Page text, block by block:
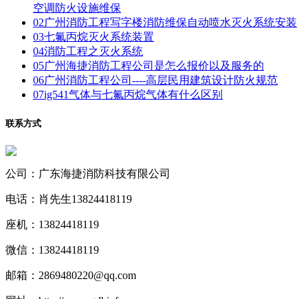
空调防火设施维保
02广州消防工程写字楼消防维保自动喷水灭火系统安装
03七氟丙烷灭火系统装置
04消防工程之灭火系统
05广州海捷消防工程公司是怎么报价以及服务的
06广州消防工程公司----高层民用建筑设计防火规范
07ig541气体与七氟丙烷气体有什么区别
联系方式
公司：广东海捷消防科技有限公司
电话：肖先生13824418119
座机：13824418119
微信：13824418119
邮箱：2869480220@qq.com